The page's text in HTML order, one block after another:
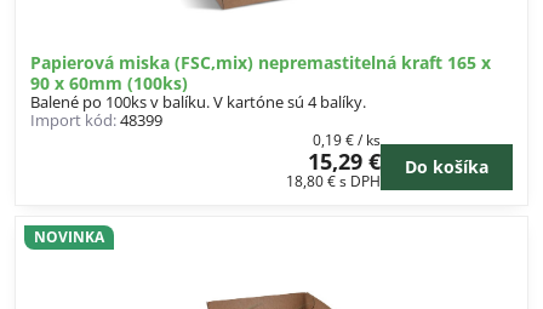
Papierová miska (FSC,mix) nepremastitelná kraft 165 x
90 x 60mm (100ks)
Balené po 100ks v balíku. V kartóne sú 4 balíky.
Import kód:48399
15,29 €
18,80 €s DPH
0,19 €/ ks
Do košíka
NOVINKA